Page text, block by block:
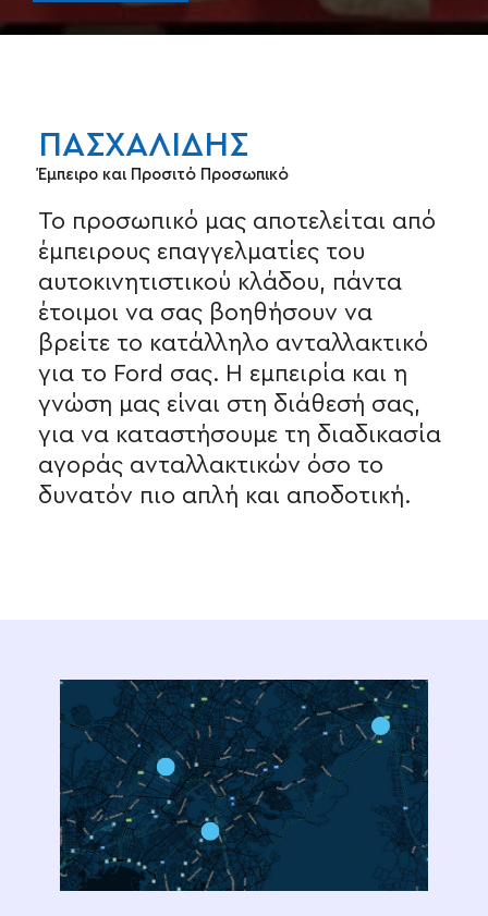
ΠΑΣΧΑΛΙΔΗΣ
Έμπειρο και Προσιτό Προσωπικό
Το προσωπικό μας αποτελείται από
έμπειρους επαγγελματίες του
αυτοκινητιστικού κλάδου, πάντα
έτοιμοι να σας βοηθήσουν να
βρείτε το κατάλληλο ανταλλακτικό
για το Ford σας. Η εμπειρία και η
γνώση μας είναι στη διάθεσή σας,
για να καταστήσουμε τη διαδικασία
αγοράς ανταλλακτικών όσο το
δυνατόν πιο απλή και αποδοτική.